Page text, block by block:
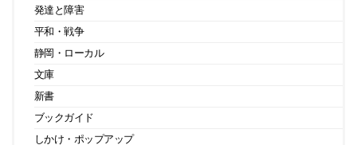
発達と障害
平和・戦争
静岡・ローカル
文庫
新書
ブックガイド
しかけ・ポップアップ